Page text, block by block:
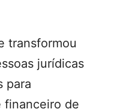
transformou
jurídicas
para
financeiro de